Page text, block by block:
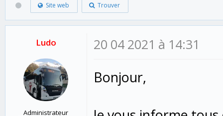
Site web Trouver
Ludo
Administrateur
20 04 2021 à 14:31
Bonjour,